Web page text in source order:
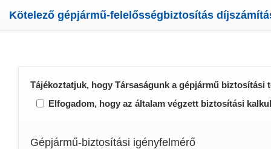
Kötelező gépjármű-felelősségbiztosítás
Tájékoztatjuk, hogy Társaságunk a gépjármű biztosítási
Elfogadom, hogy az általam végzett biztosítási
Gépjármű-biztosítási igényfelmérő